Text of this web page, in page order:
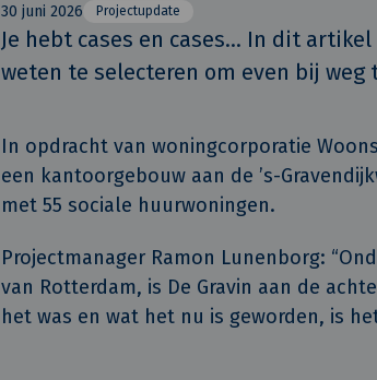
30 juni 2026 Projectupdate
Je hebt cases en cases... In dit
weten te selecteren om even bij weg
In opdracht van woningcorporatie
een kantoorgebouw aan de ’s-
met 55 sociale huurwoningen.
Projectmanager Ramon Lunenborg:
van Rotterdam, is De Gravin aan de
het was en wat het nu is geworden, is